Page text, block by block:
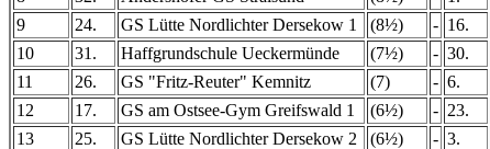
9
24. GS Lütte Nordlichter Dersekow 1 (8½) - 16.
10
31. Haffgrundschule Ueckermünde (7½) - 30.
11
26. GS "Fritz-Reuter" Kemnitz (7) - 6.
12
17. GS am Ostsee-Gym Greifswald 1 (6½) - 23.
13
25. GS Lütte Nordlichter Dersekow 2 (6½) - 3.